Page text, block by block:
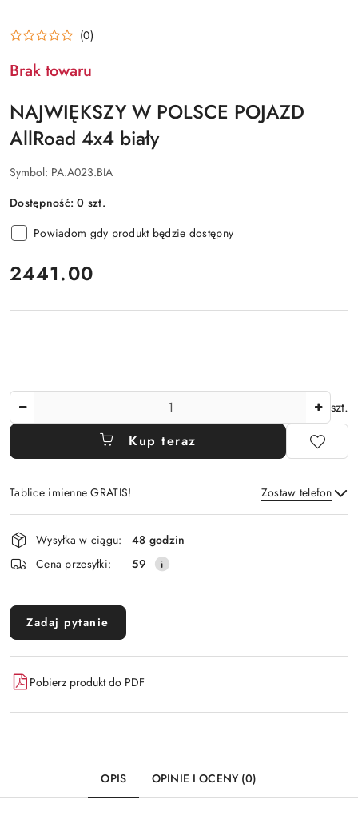
(0)
Brak towaru
NAJWIĘKSZY W POLSCE POJAZD
AllRoad 4x4 biały
Symbol: PA.A023.BIA
Dostępność:0 szt.
Powiadom gdy produkt będzie dostępny
cena:
2441.00
szt.
Kup teraz
Tablice imienne GRATIS! Zostaw telefon
Wyślij
Dostępność
i
dostawa
Wysyłka w ciągu:
48 godzin
Cena przesyłki:
59
Zadaj pytanie
Pobierz produkt do PDF
OPIS OPINIE I OCENY (0)